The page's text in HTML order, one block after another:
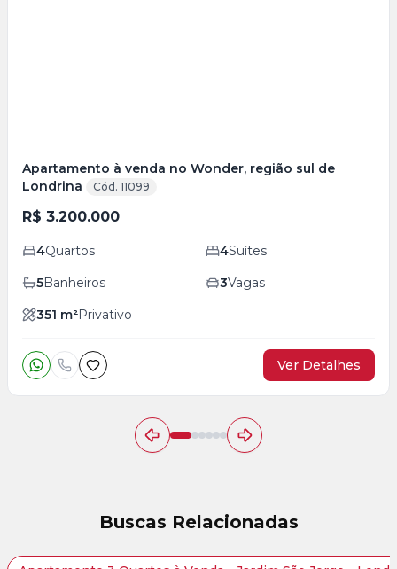
Apartamento à venda no Wonder, região sul de
Londrina
Cód. 11099
R$ 3.200.000
4Quartos 4Suítes
5Banheiros 3Vagas
351 m²Privativo
Ver Detalhes
Buscas Relacionadas